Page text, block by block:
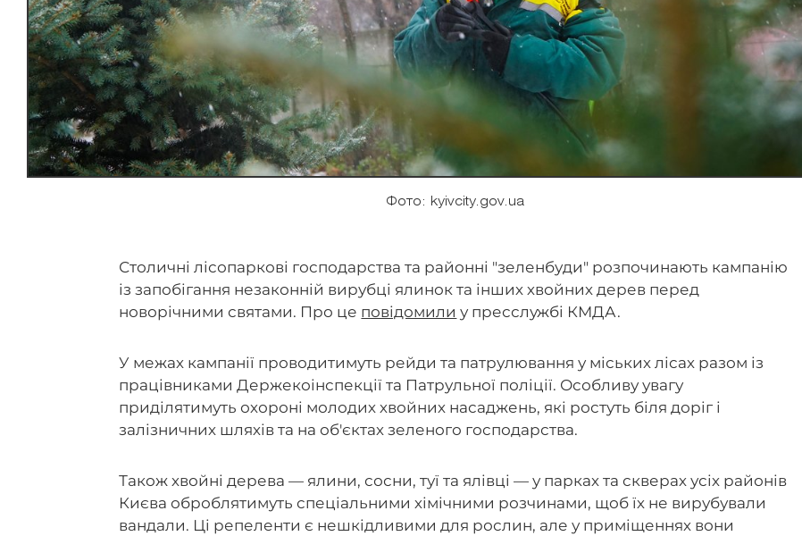
Фото: kyivcity.gov.ua
Столичні лісопаркові господарства та районні "зеленбуди" розпочинають кампанію
із запобігання незаконній вирубці ялинок та інших хвойних дерев перед
новорічними святами. Про це повідомили у пресслужбі КМДА.
У межах кампанії проводитимуть рейди та патрулювання у міських лісах разом із
працівниками Держекоінспекції та Патрульної поліції. Особливу увагу
приділятимуть охороні молодих хвойних насаджень, які ростуть біля доріг і
залізничних шляхів та на об'єктах зеленого господарства.
Також хвойні дерева — ялини, сосни, туї та ялівці — у парках та скверах усіх районів
Києва оброблятимуть спеціальними хімічними розчинами, щоб їх не вирубували
вандали. Ці репеленти є нешкідливими для рослин, але у приміщеннях вони